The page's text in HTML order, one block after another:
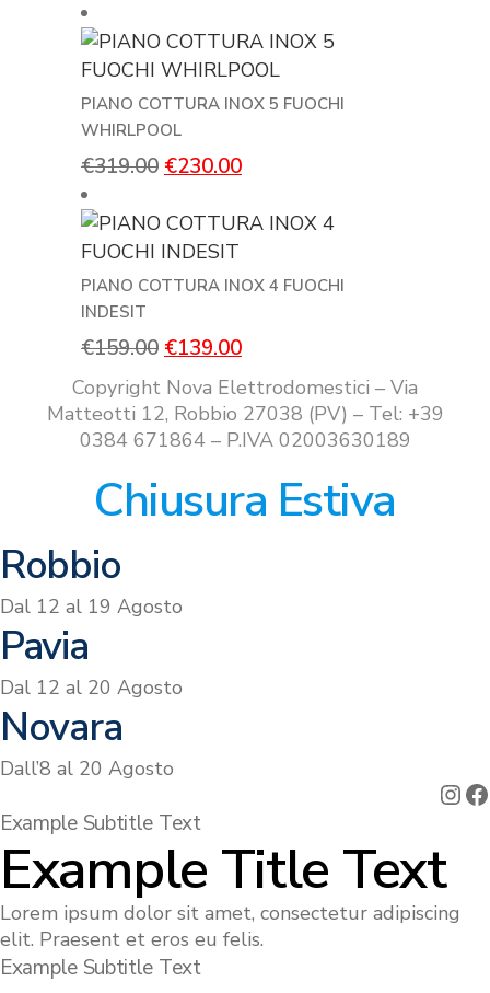
originale
era:
€399.00.
attuale
è:
€299.00.
PIANO COTTURA INOX 5 FUOCHI
WHIRLPOOL
€319.00 Il
originale
era:
€319.00.
€230.00Il
attuale
€230.00.
PIANO COTTURA INOX 4 FUOCHI
INDESIT
€159.00 Il
prezzo
originale
era:
€139.00Il
prezzo
attuale
è:
Copyright Nova Elettrodomestici – Via
Matteotti 12, Robbio 27038 (PV) – Tel: +39
0384 671864 – P.IVA 02003630189
Chiusura Estiva
Robbio
Dal 12 al 19 Agosto
Pavia
Dal 12 al 20 Agosto
Novara
Dall’8 al 20 Agosto
Example Subtitle Text
Example Title Text
Lorem ipsum dolor sit amet, consectetur adipiscing
elit. Praesent et eros eu felis.
Example Subtitle Text